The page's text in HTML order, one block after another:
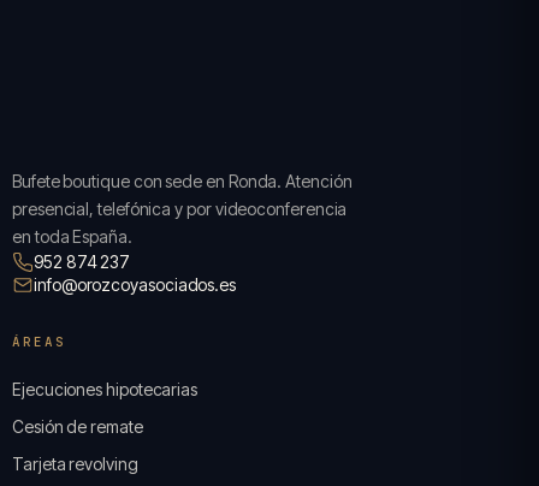
Bufete boutique con sede en Ronda. Atención
presencial, telefónica y por videoconferencia
en toda España.
952 874 237
info@orozcoyasociados.es
ÁREAS
Ejecuciones hipotecarias
Cesión de remate
Tarjeta revolving